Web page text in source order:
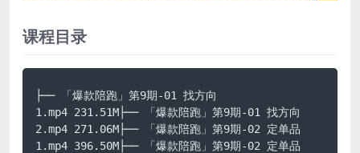
课程目录
├── 「爆款陪跑」第9期-01 找方向
1.mp4 231.51M├── 「爆款陪跑」第9期-01 找方向
2.mp4 271.06M├── 「爆款陪跑」第9期-02 定单品
1.mp4 396.50M├── 「爆款陪跑」第9期-02 定单品